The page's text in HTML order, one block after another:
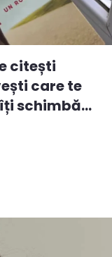
citești
care te
schimbă...